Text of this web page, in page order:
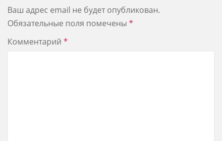
Ваш адрес email не будет опубликован.
Обязательные поля помечены *
Комментарий *